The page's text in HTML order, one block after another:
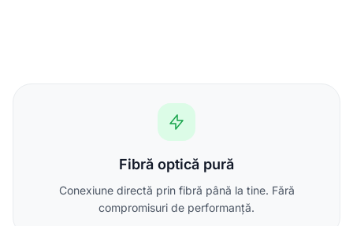
Fibră optică pură
Conexiune directă prin fibră până la tine. Fără
compromisuri de performanță.